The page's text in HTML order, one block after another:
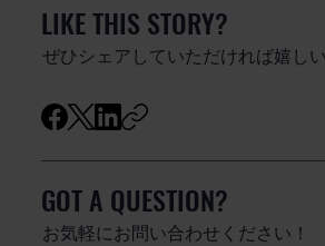
LIKE THIS STORY?
ぜひシェアしていただければ嬉し
GOT A QUESTION?
お気軽にお問い合わせください！